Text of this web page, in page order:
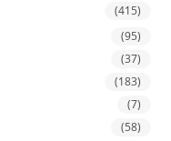
(415)
(95)
(37)
(183)
(7)
(58)